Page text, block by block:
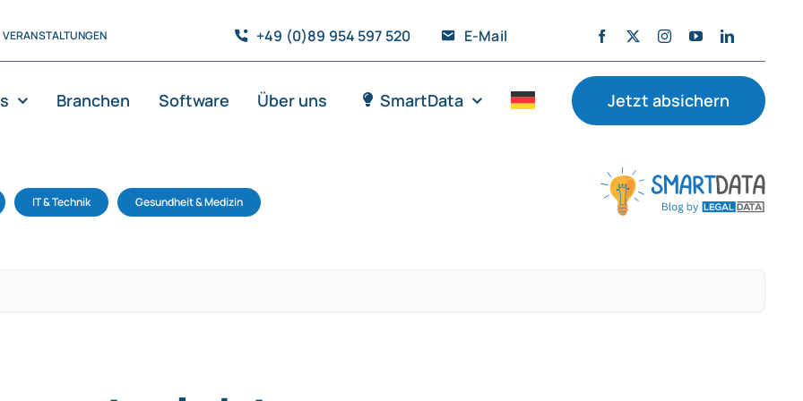
VERANSTALTUNGEN +49 (0)89 954 597 520 E-Mail
Branchen Software Über uns SmartData Jetzt absichern
IT & Technik Gesundheit & Medizin